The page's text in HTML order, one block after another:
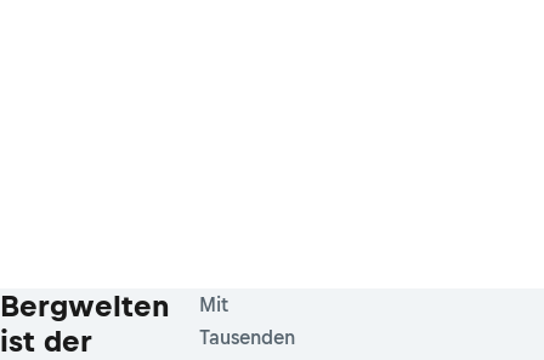
Bergwelten
ist der
Mit
Tausenden